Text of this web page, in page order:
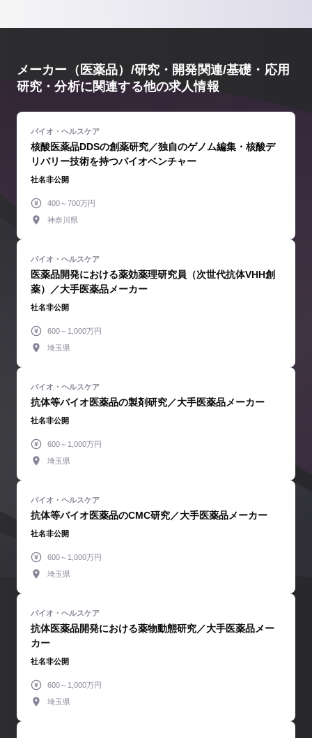
メーカー（医薬品）/研究・開発関連/基礎・応用
研究・分析に関連する他の求人情報
核酸医薬品DDSの創薬研究／独自のゲノム編集・核酸デ
リバリー技術を持つバイオベンチャー
社名非公開
400～700万円
神奈川県
医薬品開発における薬効薬理研究員（次世代抗体VHH創
薬）／大手医薬品メーカー
社名非公開
600～1,000万円
埼玉県
抗体等バイオ医薬品の製剤研究／大手医薬品メーカー
社名非公開
600～1,000万円
埼玉県
抗体等バイオ医薬品のCMC研究／大手医薬品メーカー
社名非公開
600～1,000万円
埼玉県
抗体医薬品開発における薬物動態研究／大手医薬品メー
カー
社名非公開
600～1,000万円
埼玉県